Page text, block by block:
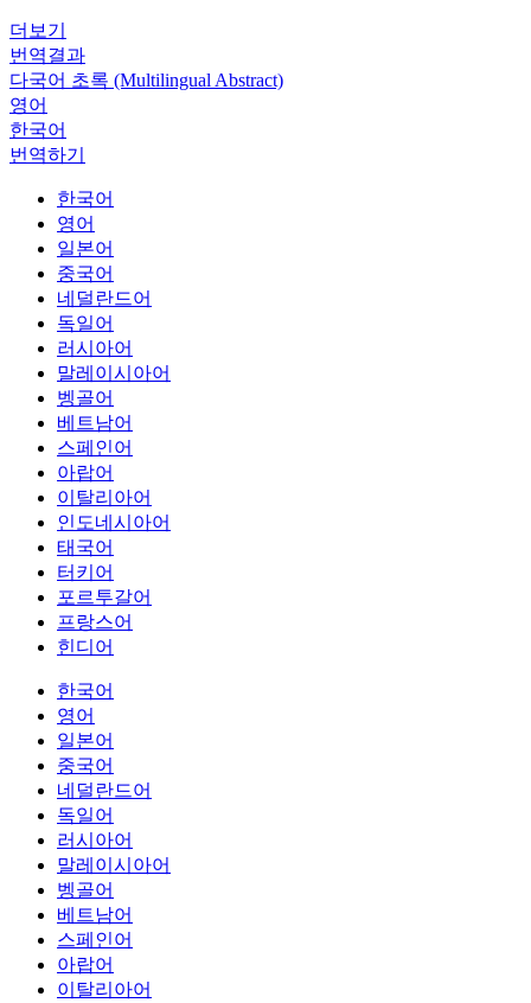
더보기
번역결과
다국어 초록 (Multilingual Abstract)
영어
한국어
번역하기
한국어
영어
일본어
중국어
네덜란드어
독일어
러시아어
말레이시아어
벵골어
베트남어
스페인어
아랍어
이탈리아어
인도네시아어
태국어
터키어
포르투갈어
프랑스어
힌디어
한국어
영어
일본어
중국어
네덜란드어
독일어
러시아어
말레이시아어
벵골어
베트남어
스페인어
아랍어
이탈리아어